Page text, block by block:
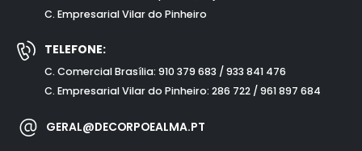
C. Empresarial Vilar do Pinheiro
TELEFONE:
C. Comercial Brasília: 910 379 683 / 933 841 476
C. Empresarial Vilar do Pinheiro: 286 722 / 961 897 684
GERAL@DECORPOEALMA.PT